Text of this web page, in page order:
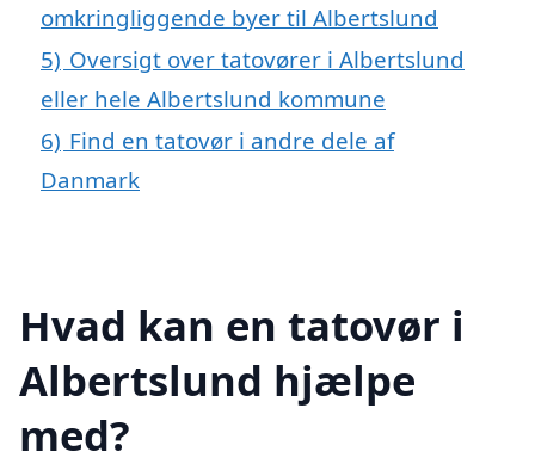
omkringliggende byer til Albertslund
5) Oversigt over tatovører i Albertslund
eller hele Albertslund kommune
6) Find en tatovør i andre dele af
Danmark
Hvad kan en tatovør i
Albertslund hjælpe
med?